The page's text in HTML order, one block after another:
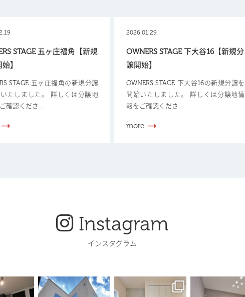
STAGE 五ヶ庄福角【新規
】
STAGE 五ヶ庄福角の新規分譲
たしました。 詳しくは分譲地
確認くださ...
2026.01.29
OWNERS STAGE 下大谷16【新規分
譲開始】
OWNERS STAGE 下大谷16の新規分譲を
開始いたしました。 詳しくは分譲地情
報をご確認くださ...
more
Instagram
インスタグラム